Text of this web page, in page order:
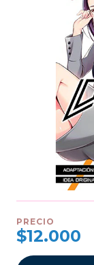
PRECIO
$12.000